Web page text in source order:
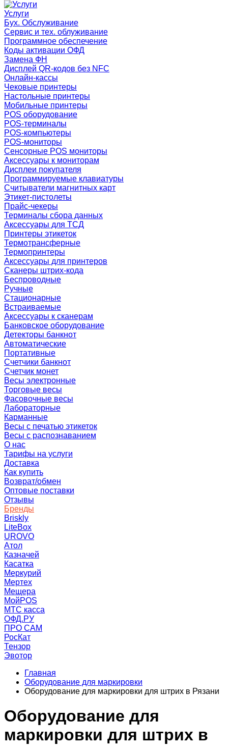
Услуги
Бух. Обслуживание
Сервис и тех. облуживание
Программное обеспечение
Коды активации ОФД
Замена ФН
Дисплей QR-кодов без NFC
Онлайн-кассы
Чековые принтеры
Настольные принтеры
Мобильные принтеры
POS оборудование
POS-терминалы
POS-компьютеры
POS-мониторы
Сенсорные POS мониторы
Аксессуары к мониторам
Дисплеи покупателя
Программируемые клавиатуры
Считыватели магнитных карт
Этикет-пистолеты
Прайс-чекеры
Терминалы сбора данных
Аксессуары для ТСД
Принтеры этикеток
Термотрансферные
Термопринтеры
Аксессуары для принтеров
Сканеры штрих-кода
Беспроводные
Ручные
Стационарные
Встраиваемые
Аксессуары к сканерам
Банковское оборудование
Детекторы банкнот
Автоматические
Портативные
Счетчики банкнот
Счетчик монет
Весы электронные
Торговые весы
Фасовочные весы
Лабораторные
Карманные
Весы с печатью этикеток
Весы с распознаванием
О нас
Тарифы на услуги
Доставка
Как купить
Возврат/обмен
Оптовые поставки
Отзывы
Бренды
Briskly
LiteBox
UROVO
Атол
Казначей
Касатка
Меркурий
Мертех
Мещера
МойPOS
МТС касса
ОФД.РУ
ПРО САМ
РосКат
Тензор
Эвотор
Главная
Оборудование для маркировки
Оборудование для маркировки для штрих в Рязани
Оборудование для
маркировки для штрих в